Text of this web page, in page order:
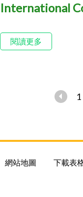
International
閱讀更多
1
網站地圖 下載表